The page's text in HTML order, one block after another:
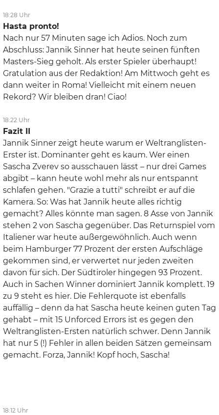
Break gewonnen
SIN
Spiel
1. Satz
Gestartet
SIN
Erster Aufschlag
18:28 Uhr
Hasta pronto!
Nach nur 57 Minuten sage ich Adios. Noch zum
Abschluss: Jannik Sinner hat heute seinen fünften
Masters-Sieg geholt. Als erster Spieler überhaupt!
Gratulation aus der Redaktion! Am Mittwoch geht es
dann weiter in Roma! Vielleicht mit einem neuen
Rekord? Wir bleiben dran! Ciao!
18:22 Uhr
Fazit II
Jannik Sinner zeigt heute warum er Weltranglisten-
Erster ist. Dominanter geht es kaum. Wer einen
Sascha Zverev so ausschauen lässt – nur drei Games
abgibt – kann heute wohl mehr als nur entspannt
schlafen gehen. "Grazie a tutti" schreibt er auf die
Kamera. So: Was hat Jannik heute alles richtig
gemacht? Alles könnte man sagen. 8 Asse von Jannik
stehen 2 von Sascha gegenüber. Das Returnspiel vom
Italiener war heute außergewöhnlich. Auch wenn
beim Hamburger 77 Prozent der ersten Aufschläge
gekommen sind, er verwertet nur jeden zweiten
davon für sich. Der Südtiroler hingegen 93 Prozent.
Auch in Sachen Winner dominiert Jannik komplett. 19
zu 9 steht es hier. Die Fehlerquote ist ebenfalls
auffällig – denn da hat Sascha heute keinen guten Tag
gehabt – mit 15 Unforced Errors ist es gegen den
Weltranglisten-Ersten natürlich schwer. Denn Jannik
hat nur 5 (!) Fehler in allen beiden Sätzen gemeinsam
gemacht. Forza, Jannik! Kopf hoch, Sascha!
18:12 Uhr